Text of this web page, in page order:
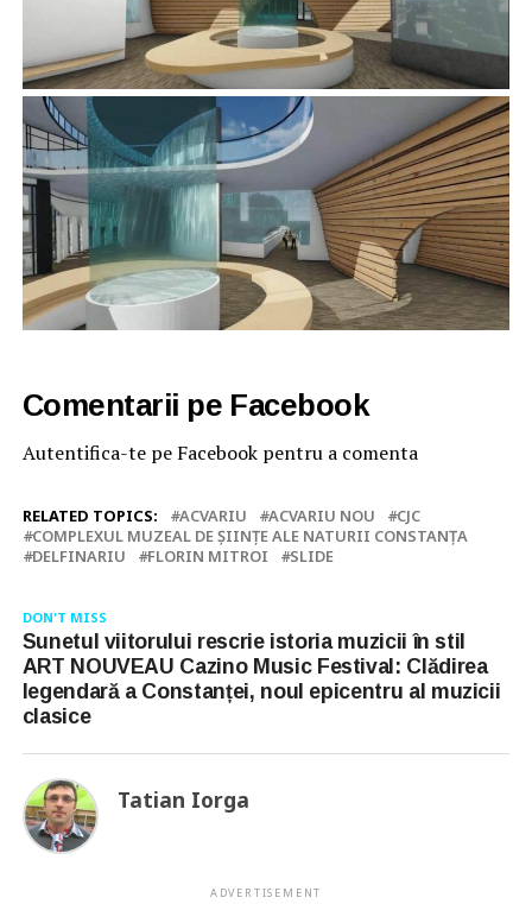
Comentarii pe Facebook
Autentifica-te pe Facebook pentru a comenta
RELATED TOPICS: ACVARIU ACVARIU NOU
CJC
COMPLEXUL MUZEAL DE ȘIINȚE ALE NATURII CONSTANȚA
DELFINARIU
FLORIN MITROI SLIDE
DON'T MISS
Sunetul viitorului rescrie istoria muzicii în stil
ART NOUVEAU Cazino Music Festival: Clădirea
legendară a Constanței, noul epicentru al muzicii
clasice
Tatian Iorga
ADVERTISEMENT